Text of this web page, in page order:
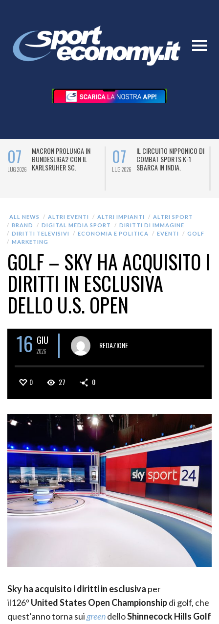
07
LUG 2026
MACRON PROLUNGA IN
BUNDESLIGA2 CON IL
KARLSRUHER SC.
07
LUG 2026
IL CIRCUITO NIPPONICO DI
COMBAT SPORTS K-1
SBARCA IN INDIA.
ALL NEWS ALTRI EVENTI ALTRI IMPIANTI
ALTRI SPORT
BRAND
DIGITAL MEDIA SPORT
DIRITTI DI IMMAGINE
DIRITTI TELEVISIVI
ECONOMIA E POLITICA EVENTI
GOLF
MARKETING
GOLF – SKY HA ACQUISITO I
DIRITTI IN ESCLUSIVA
DELLO U.S. OPEN
16 GIU
2026
REDAZIONE
0 27 0
Sky ha acquisito i diritti in esclusiva per
il126º United States Open Championshipdi golf, che
quest’anno torna suigreendelloShinnecock Hills Golf